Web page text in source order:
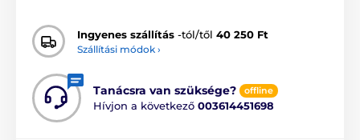
Ingyenes szállítás -tól/től 40 250 Ft
Szállítási módok ›
Tanácsra van szüksége? offline
Hívjon a következő 003614451698